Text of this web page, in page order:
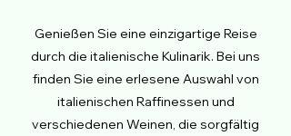
Genießen Sie eine einzigartige Reise
durch die italienische Kulinarik. Bei uns
finden Sie eine erlesene Auswahl von
italienischen Raffinessen und
verschiedenen Weinen, die sorgfältig